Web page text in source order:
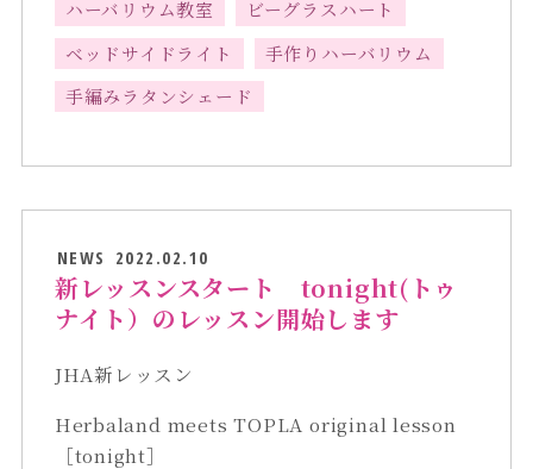
ハーバリウム教室
ビーグラスハート
ベッドサイドライト
手作りハーバリウム
手編みラタンシェード
NEWS 2022.02.10
新レッスンスタート tonight(トゥ
ナイト）のレッスン開始します
JHA新レッスン
Herbaland meets TOPLA original lesson
［tonight］